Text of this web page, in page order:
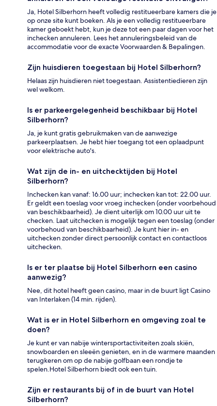
Ja, Hotel Silberhorn heeft volledig restitueerbare kamers die je
op onze site kunt boeken. Als je een volledig restitueerbare
kamer geboekt hebt, kun je deze tot een paar dagen voor het
inchecken annuleren. Lees het annuleringsbeleid van de
accommodatie voor de exacte Voorwaarden & Bepalingen.
Zijn huisdieren toegestaan bij Hotel Silberhorn?
Helaas zijn huisdieren niet toegestaan. Assistentiedieren zijn
wel welkom.
Is er parkeergelegenheid beschikbaar bij Hotel
Silberhorn?
Ja, je kunt gratis gebruikmaken van de aanwezige
parkeerplaatsen. Je hebt hier toegang tot een oplaadpunt
voor elektrische auto's.
Wat zijn de in- en uitchecktijden bij Hotel
Silberhorn?
Inchecken kan vanaf: 16.00 uur; inchecken kan tot: 22.00 uur.
Er geldt een toeslag voor vroeg inchecken (onder voorbehoud
van beschikbaarheid). Je dient uiterlijk om 10.00 uur uit te
checken. Laat uitchecken is mogelijk tegen een toeslag (onder
voorbehoud van beschikbaarheid). Je kunt hier in- en
uitchecken zonder direct persoonlijk contact en contactloos
uitchecken.
Is er ter plaatse bij Hotel Silberhorn een casino
aanwezig?
Nee, dit hotel heeft geen casino, maar in de buurt ligt Casino
van Interlaken (14 min. rijden).
Wat is er in Hotel Silberhorn en omgeving zoal te
doen?
Je kunt er van nabije wintersportactiviteiten zoals skiën,
snowboarden en sleeën genieten, en in de warmere maanden
terugkeren om op de nabije golfbaan een rondje te
spelen.Hotel Silberhorn biedt ook een tuin.
Zijn er restaurants bij of in de buurt van Hotel
Silberhorn?